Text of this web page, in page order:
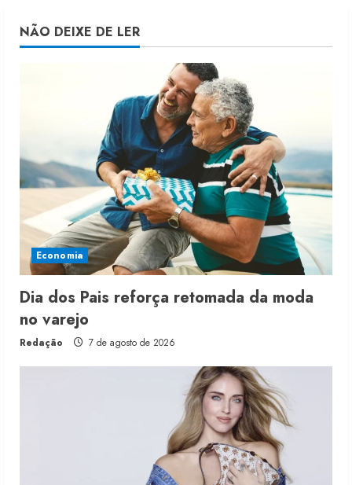
NÃO DEIXE DE LER
Economia
Dia dos Pais reforça retomada da moda
no varejo
Redação 7 de agosto de 2026